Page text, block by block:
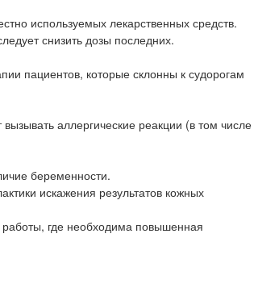
используемых лекарственных средств.
снизить дозы последних.
пациентов, которые склонны к судорогам
аллергические реакции (в том числе
беременности.
искажения результатов кожных
работы, где необходима повышенная